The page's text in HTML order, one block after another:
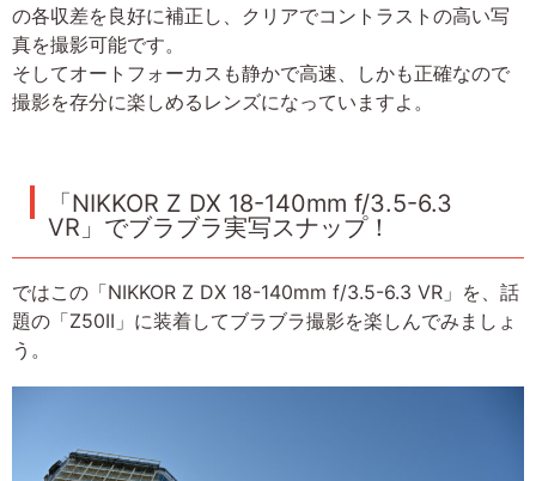
の各収差を良好に補正し、クリアでコントラストの高い写
真を撮影可能です。
そしてオートフォーカスも静かで高速、しかも正確なので
撮影を存分に楽しめるレンズになっていますよ。
「NIKKOR Z DX 18-140mm f/3.5-6.3
VR」でブラブラ実写スナップ！
ではこの「NIKKOR Z DX 18-140mm f/3.5-6.3 VR」を、話
題の「Z50II」に装着してブラブラ撮影を楽しんでみましょ
う。